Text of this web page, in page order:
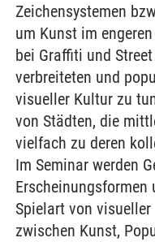
Zeichensystemen
um Kunst im
bei Graffiti und
verbreiteten und
visueller Kultur zu
von Städten, die
vielfach zu deren
Im Seminar werden
Erscheinungsformen
Spielart von
zwischen Kunst,